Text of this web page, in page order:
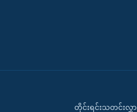
တိုင်းရင်းသတင်းလွှာ